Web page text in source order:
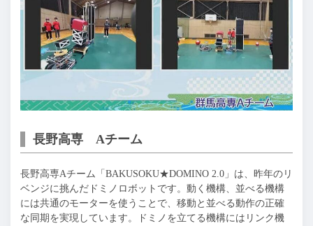
長野高専 Aチーム
長野高専Aチーム「BAKUSOKU★DOMINO 2.0」は、昨年のリ
ベンジに挑んだドミノロボットです。動く機構、並べる機構
には共通のモーターを使うことで、移動と並べる動作の正確
な同期を実現しています。ドミノを立てる機構にはリンク機